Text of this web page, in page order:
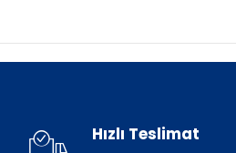
Hızlı Teslimat